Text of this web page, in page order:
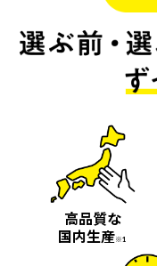
高品質な
国内生産※1